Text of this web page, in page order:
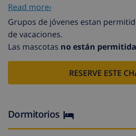
este. Muebles de terraza,
panorámica muy bonita al mar y
alojamiento dispone de: lavadora.
de aparcamiento n. 100
TV solamente FR, ES, DE.
Complejo vacacional "Residencia
idóneo para niños, bonito. En el
soleado, zona con poco tráfico, a
Read more›
Grupos de jóvenes estan
de vacaciones.
Las mascotas no están
RESERVE ESTE
Dormitorios